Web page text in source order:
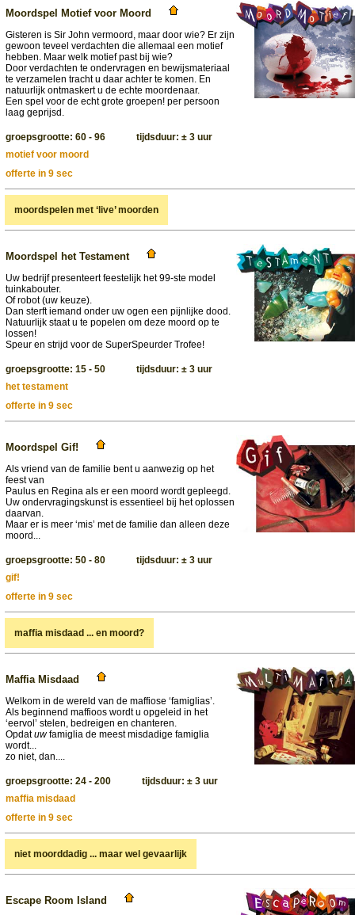
Moordspel Motief voor Moord
Gisteren is Sir John vermoord, maar door wie? Er zijn
gewoon teveel verdachten die allemaal een motief
hebben. Maar welk motief past bij wie?
Door verdachten te ondervragen en bewijsmateriaal
te verzamelen tracht u daar achter te komen. En
natuurlijk ontmaskert u de echte moordenaar.
Een spel voor de echt grote groepen! per persoon
laag geprijsd.
groepsgrootte: 60 - 96 tijdsduur: ± 3 uur
motief voor moord
offerte in 9 sec
moordspelen met ‘live’ moorden
Moordspel het Testament
Uw bedrijf presenteert feestelijk het 99-ste model
tuinkabouter.
Of robot (uw keuze).
Dan sterft iemand onder uw ogen een pijnlijke dood.
Natuurlijk staat u te popelen om deze moord op te
lossen!
Speur en strijd voor de SuperSpeurder Trofee!
groepsgrootte: 15 - 50 tijdsduur: ± 3 uur
het testament
offerte in 9 sec
Moordspel Gif!
Als vriend van de familie bent u aanwezig op het
feest van
Paulus en Regina als er een moord wordt gepleegd.
Uw ondervragingskunst is essentieel bij het oplossen
daarvan.
Maar er is meer ‘mis’ met de familie dan alleen deze
moord...
groepsgrootte: 50 - 80 tijdsduur: ± 3 uur
gif!
offerte in 9 sec
maffia misdaad ... en moord?
Maffia Misdaad
Welkom in de wereld van de maffiose ‘famiglias’.
Als beginnend maffioos wordt u opgeleid in het
‘eervol’ stelen, bedreigen en chanteren.
Opdatuwfamiglia de meest misdadige famiglia
wordt...
zo niet, dan....
groepsgrootte: 24 - 200 tijdsduur: ± 3 uur
maffia misdaad
offerte in 9 sec
niet moorddadig ... maar wel gevaarlijk
Escape Room Island